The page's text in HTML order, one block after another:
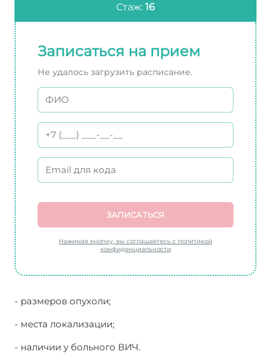
Стаж: 16
Записаться на прием
Не удалось загрузить расписание.
ЗАПИСАТЬСЯ
Нажимая кнопку, вы соглашаетесь с политикой
конфиденциальности
- размеров опухоли;
- места локализации;
- наличии у больного ВИЧ.